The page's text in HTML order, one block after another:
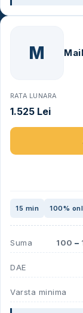
M
RATA LUNARA
1.525 Lei
15 min 100%
Suma 100 –
DAE
Varsta minima